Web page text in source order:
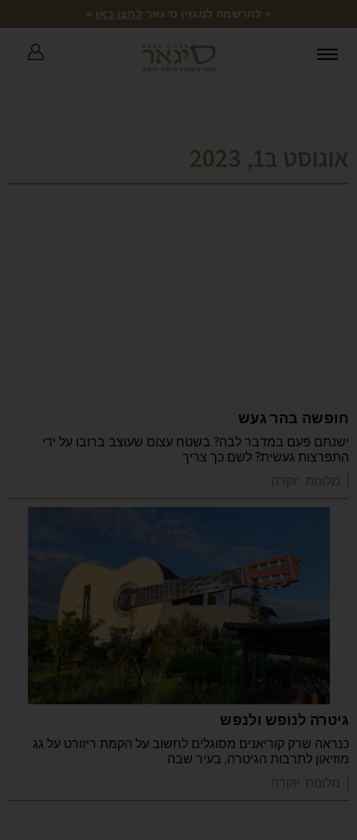
« להרשמה למגזין סיגאר לחצו כאן »
אוגוסט ב1, 2023
חופשה בהר געש
ישנתם פעם במדבר לבה? בשטח עצום שעוצב ברובו על ידי
התפרצות געשית? לשם כך צריך
| מלונות יוקרה
גיטרה לנופש ולנפש
כנראה שרק קוריאנים מסוגלים לחשוב על הקמת ריזורט על גג
מוזיאון לתרבות הגיטרה, בעיר שבה
| מלונות יוקרה